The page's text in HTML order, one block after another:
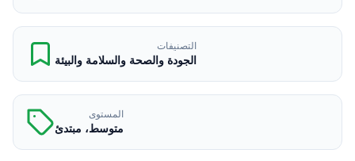
التصنيفات
الجودة والصحة والسلامة والبيئة
المستوى
متوسط، مبتدئ